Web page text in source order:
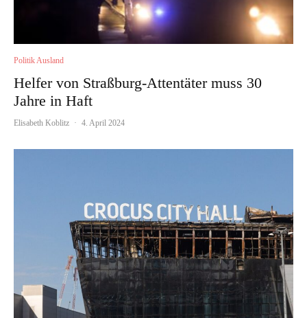
Politik Ausland
Helfer von Straßburg-Attentäter muss 30
Jahre in Haft
Elisabeth Koblitz · 4. April 2024